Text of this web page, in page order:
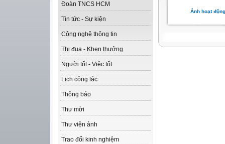
Đoàn TNCS HCM
Tin tức - Sự kiện
Công nghệ thông tin
Thi đua - Khen thưởng
Người tốt - Việc tốt
Lịch công tác
Thông báo
Thư mời
Thư viện ảnh
Trao đổi kinh nghiệm
Ảnh hoạt động